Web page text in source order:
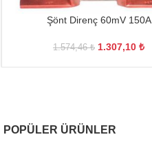
Şönt Direnç 60mV 150A
1.574,46₺ 1.307,10 ₺
POPÜLER ÜRÜNLER